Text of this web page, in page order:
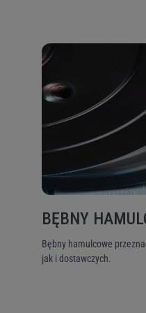
BĘBNY
Bębny hamulcowe
jak i dostawczych.